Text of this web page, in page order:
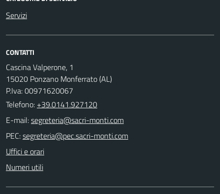
Servizi
CONTATTI
Cascina Valperone, 1
15020 Ponzano Monferrato (AL)
P.Iva: 00971620067
Telefono: +39.0141.927120
E-mail:
PEC:
Uffici e orari
Numeri utili